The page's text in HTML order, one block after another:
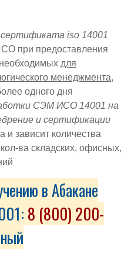
сертификата iso 14001
при предоставления
для
менеджмента,
одного дня
СЭМ ИСО 14001 на
и сертификации
и зависит количества
ва складских, офисных,
в Абакане
8 (800) 200-